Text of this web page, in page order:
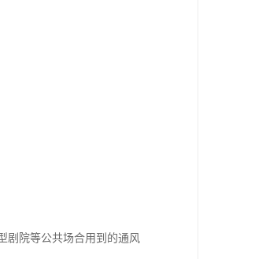
剧院等公共场合用到的通风